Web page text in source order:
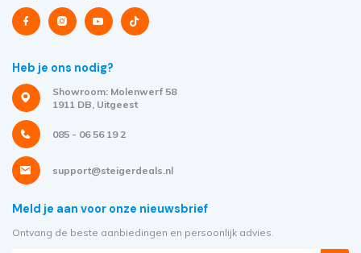
Heb je ons nodig?
Showroom: Molenwerf 58
1911 DB, Uitgeest
085 - 06 56 19 2
support@steigerdeals.nl
Meld je aan voor onze nieuwsbrief
Ontvang de beste aanbiedingen en persoonlijk advies.